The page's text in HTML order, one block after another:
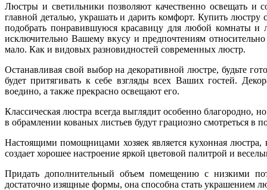
Люстры и светильники позволяют качественно освещать и
главной деталью, украшать и дарить комфорт. Купить
подобрать понравившуюся красавицу для любой комнаты и
исключительно Вашему вкусу и предпочтениям
мало. Как и видовых разновидностей современных люстр.
Останавливая свой выбор на декоративной люстре, будьте
будет притягивать к себе взгляды всех Ваших гостей.
воедино, а также прекрасно освещают его.
Классическая люстра всегда выглядит особенно
в обрамлении кованых листьев будут грациозно смотреться
Настоящими помощницами хозяек является кухонная люстра,
создает хорошее настроение яркой цветовой палитрой и
Придать дополнительный объем помещению с низкими
достаточно изящные формы, она способна стать украшением